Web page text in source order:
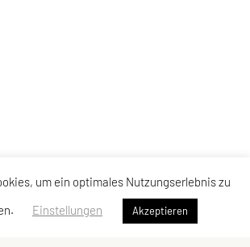
um ein optimales Nutzungserlebnis zu
Einstellungen Akzeptieren